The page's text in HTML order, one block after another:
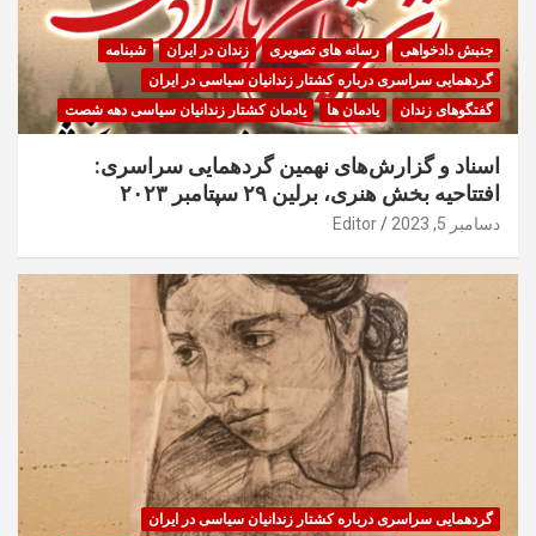
جنبش دادخواهی رسانه های تصویری زندان در ایران
شبنامه
گردهمایی سراسری درباره کشتار زندانیان سیاسی در ایران
گفتگوهای زندان
یادمان ها یادمان کشتار زندانیان سیاسی دهه شصت
اسناد و گزارش‌های نهمین گردهمایی سراسری:
افتتاحیه بخش هنری، برلین ۲۹ سپتامبر ۲۰۲۳
دسامبر 5, 2023 Editor
گردهمایی سراسری درباره کشتار زندانیان سیاسی در ایران